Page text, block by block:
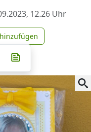
12.26 Uhr
zu Google
Whatsapp
Teilen auf Telegram
teilen
Post auf X